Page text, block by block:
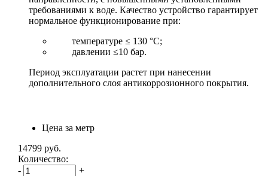
требованиями к воде. Качество устройство гарантирует
нормальное функционирование при:
температуре ≤ 130 °С;
давлении ≤10 бар.
Период эксплуатации растет при нанесении
дополнительного слоя антикоррозионного покрытия.
Цена за метр
14799 руб.
Количество:
-
+